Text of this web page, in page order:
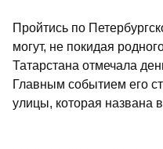
Пройтись по
могут, не покидая
Татарстана отмечала
Главным событием его
улицы, которая названа